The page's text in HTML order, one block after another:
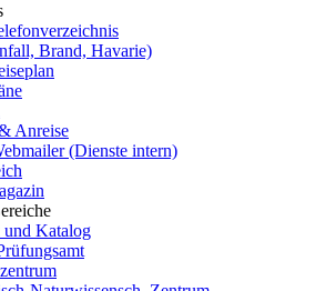
Brand, Havarie)
Anreise
(Dienste intern)
Katalog